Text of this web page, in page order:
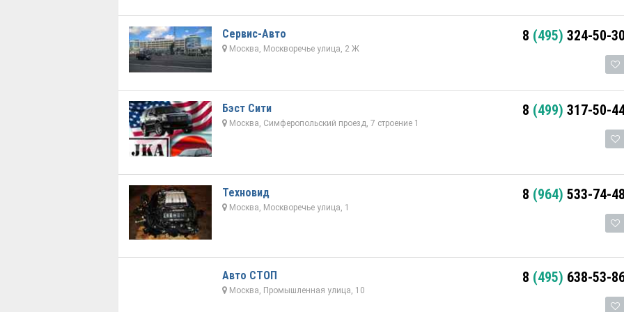
Сервис-Авто
Москва, Москворечье улица, 2 Ж
8 (495) 324-50-30
Бэст Сити
Москва, Симферопольский проезд, 7 строение 1
8 (499) 317-50-
Техновид
Москва, Москворечье улица, 1
8 (964) 533-74-48
Авто СТОП
Москва, Промышленная улица, 10
8 (495) 638-53-